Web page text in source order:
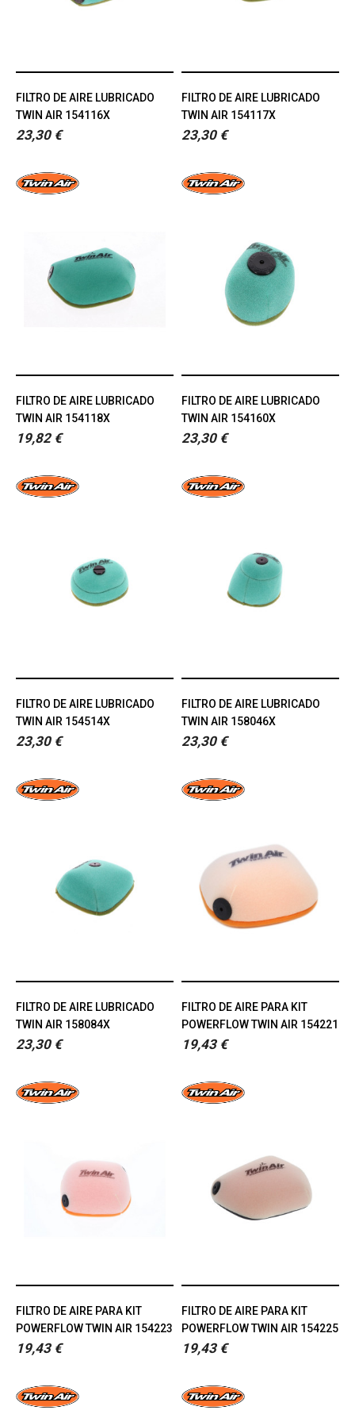
FILTRO DE AIRE LUBRICADO
TWIN AIR 154116X
23,30 €
FILTRO DE AIRE LUBRICADO
TWIN AIR 154117X
23,30 €
FILTRO DE AIRE LUBRICADO
TWIN AIR 154118X
19,82 €
FILTRO DE AIRE LUBRICADO
TWIN AIR 154160X
23,30 €
FILTRO DE AIRE LUBRICADO
TWIN AIR 154514X
23,30 €
FILTRO DE AIRE LUBRICADO
TWIN AIR 158046X
23,30 €
FILTRO DE AIRE LUBRICADO
TWIN AIR 158084X
23,30 €
FILTRO DE AIRE PARA KIT
POWERFLOW TWIN AIR 154221
19,43 €
FILTRO DE AIRE PARA KIT
POWERFLOW TWIN AIR 154223
19,43 €
FILTRO DE AIRE PARA KIT
POWERFLOW TWIN AIR 154225
19,43 €